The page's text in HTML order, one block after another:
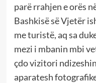
parë rrahjen e orës
Bashkisë së Vjetër
me turistë, aq sa
mezi i mbanin mbi
çdo vizitori
aparatesh